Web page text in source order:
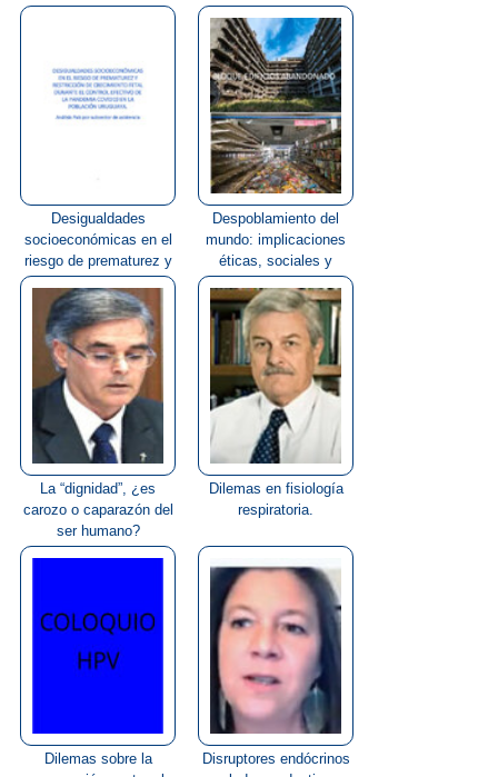
diagnóstico ...
res...
Desigualdades
socioeconómicas en el
riesgo de prematurez y
res...
Despoblamiento del
mundo: implicaciones
éticas, sociales y
cultural...
La “dignidad”, ¿es
carozo o caparazón del
ser humano?
Dilemas en fisiología
respiratoria.
Dilemas sobre la
Disruptores endócrinos